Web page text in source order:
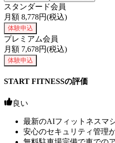
スタンダード会員
月額 8,778円(税込)
体験申込
プレミアム会員
月額 7,678円(税込)
体験申込
START FITNESSの評価
良い
最新のAIフィットネスマ
安心のセキュリティ管理